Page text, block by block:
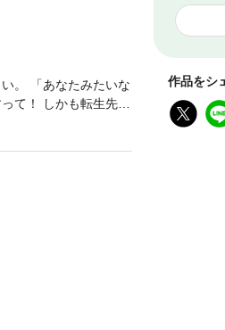
作品をシ
。 「あなたみたいな
て！ しかも転生先
ところで諦めるわけ